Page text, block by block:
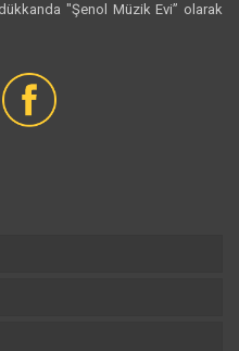
"Şenol Müzik Evi” olarak